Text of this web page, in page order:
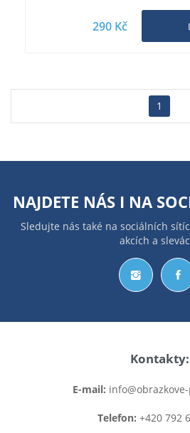
290 Kč
1
NAJDETE NÁS I NA
Sledujte nás také na sociálních
akcích a
Kontakty:
E-mail:
Telefon: +420 792